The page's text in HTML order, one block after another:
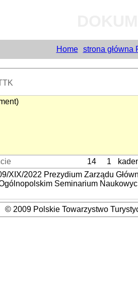
Home strona główna
14 1
XIX/2022 Prezydium Zarządu
Seminarium
© 2009 Polskie Towarzystwo